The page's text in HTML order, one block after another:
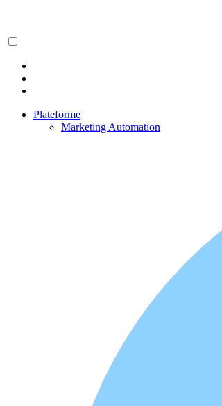
Plateforme
Marketing Automation